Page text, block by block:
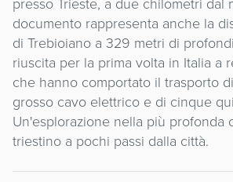
documento rappresenta anche la
di Trebioiano a 329 metri di
riuscita per la prima volta in Italia a
che hanno comportato il trasporto
grosso cavo elettrico e di cinque
Un'esplorazione nella più profonda
triestino a pochi passi dalla città.